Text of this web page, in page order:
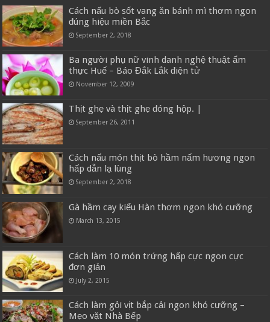
Cách nấu bò sốt vang ăn bánh mì thơm ngon
đúng hiệu miền Bắc
September 2, 2018
Ba người phụ nữ vinh danh nghệ thuật ẩm
thực Huế – Báo Đắk Lắk điện tử
November 12, 2009
Thịt ghẹ và thịt ghẹ đóng hộp. |
September 26, 2011
Cách nấu món thịt bò hầm nấm hương ngon
hấp dẫn lạ lùng
September 2, 2018
Gà hầm cay kiểu Hàn thơm ngon khó cưỡng
March 13, 2015
Cách làm 10 món trứng hấp cực ngon cực
đơn giản
July 2, 2015
Cách làm gỏi vịt bắp cải ngon khó cưỡng –
Mẹo vặt Nhà Bếp